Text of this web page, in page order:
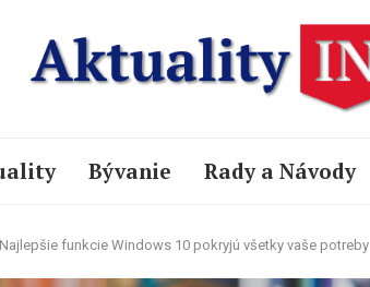
Bývanie Rady a Návody
funkcie Windows 10 pokryjú všetky vaše potreby